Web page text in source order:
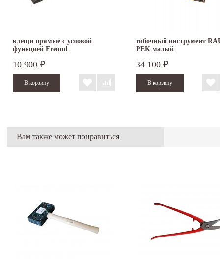
клещи прямые с угловой
функцией Freund
10 900 ₽
гибочный инструмент
PEK малый
34 100 ₽
Вам также может понравиться